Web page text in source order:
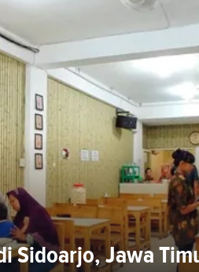
Sidoarjo, Jawa